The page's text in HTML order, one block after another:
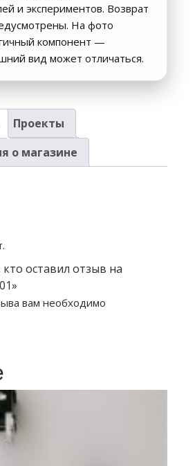
и экспериментов. Возврат
На фото
компонент —
вид может отличаться.
Проекты
о магазине
оставил отзыв на
вам необходимо